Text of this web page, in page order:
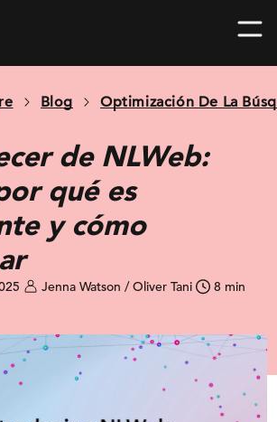
Blog Optimización De La
de NLWeb:
qué es
y cómo
Jenna Watson / Oliver Tani
8 min